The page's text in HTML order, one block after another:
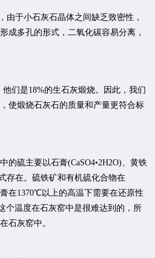
于小石灰石晶体之间缺乏致密性，
成多孔的形式，二氧化碳容易分离，
是18%的生石灰煅烧。因此，我们
使煅烧石灰石的质量和产量更符合标
的硫主要以石膏(CaSO4•2H2O)、黄铁
存在。硫铁矿和有机硫化合物在
在1370℃以上的高温下需要在还原性
个温度在石灰窑中是很难达到的，所
石灰窑中。